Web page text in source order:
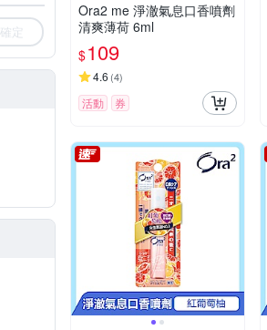
確定
Ora2 me 淨澈氣息口香噴劑
清爽薄荷 6ml
$109
4.6 (4)
活動 券